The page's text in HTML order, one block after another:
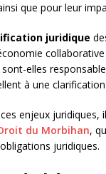
que pour leur
juridique
elles
à une
enjeux juridiques,
du Morbihan,
juridiques.